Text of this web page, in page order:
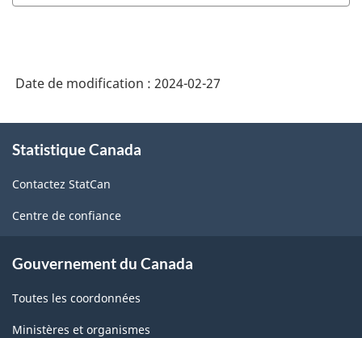
Date de modification : 2024-02-27
propos
ce
site
Statistique Canada
Contactez StatCan
Centre de confiance
Gouvernement du Canada
Toutes les coordonnées
Ministères et organismes